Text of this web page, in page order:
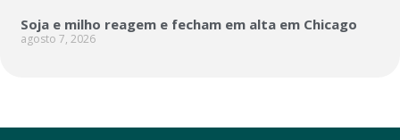
Soja e milho reagem e fecham em alta em Chicago
agosto 7, 2026